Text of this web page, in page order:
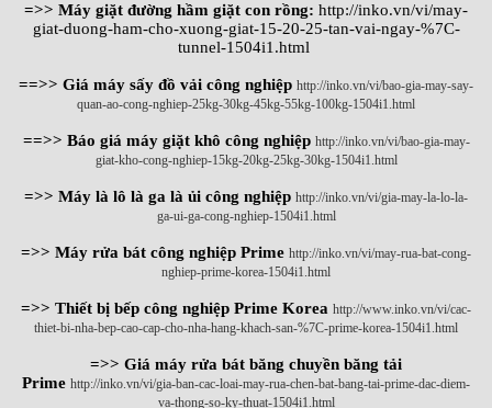
=>> Máy giặt đường hầm giặt con rồng: http://inko.vn/vi/may-
giat-duong-ham-cho-xuong-giat-15-20-25-tan-vai-ngay-%7C-
tunnel-1504i1.html
==>> Giá máy sấy đồ vải công nghiệp http://inko.vn/vi/bao-gia-may-say-
quan-ao-cong-nghiep-25kg-30kg-45kg-55kg-100kg-1504i1.html
==>> Báo giá máy giặt khô công nghiệp http://inko.vn/vi/bao-gia-may-
giat-kho-cong-nghiep-15kg-20kg-25kg-30kg-1504i1.html
=>> Máy là lô là ga là ủi công nghiệp http://inko.vn/vi/gia-may-la-lo-la-
ga-ui-ga-cong-nghiep-1504i1.html
=>> Máy rửa bát công nghiệp Prime http://inko.vn/vi/may-rua-bat-cong-
nghiep-prime-korea-1504i1.html
=>> Thiết bị bếp công nghiệp Prime Korea http://www.inko.vn/vi/cac-
thiet-bi-nha-bep-cao-cap-cho-nha-hang-khach-san-%7C-prime-korea-1504i1.html
=>> Giá máy rửa bát băng chuyền băng tải
Prime http://inko.vn/vi/gia-ban-cac-loai-may-rua-chen-bat-bang-tai-prime-dac-diem-
va-thong-so-ky-thuat-1504i1.html